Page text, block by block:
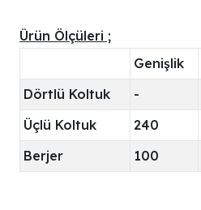
Ürün Ölçüleri ;
Genişlik
Dörtlü Koltuk
-
Üçlü Koltuk
240
Berjer
100